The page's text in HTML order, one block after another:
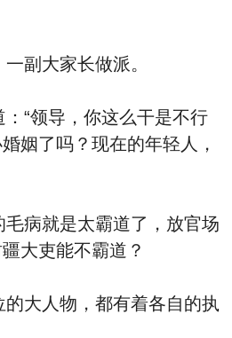
副大家长做派。
“领导，你这么干是不行
姻了吗？现在的年轻人，
病就是太霸道了，放官场
大吏能不霸道？
大人物，都有着各自的执